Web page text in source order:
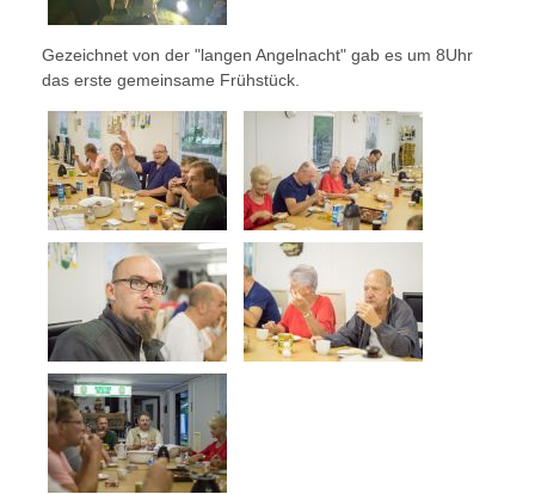
Gezeichnet von der "langen Angelnacht" gab es um 8Uhr
das erste gemeinsame Frühstück.